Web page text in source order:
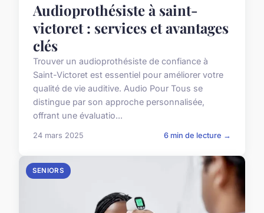
Audioprothésiste à saint-
victoret : services et avantages
clés
Trouver un audioprothésiste de confiance à
Saint-Victoret est essentiel pour améliorer votre
qualité de vie auditive. Audio Pour Tous se
distingue par son approche personnalisée,
offrant une évaluatio...
24 mars 2025 6 min de lecture →
SENIORS